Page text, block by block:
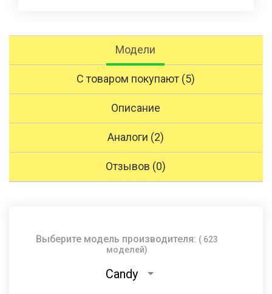
Модели
С товаром покупают (5)
Описание
Аналоги (2)
Отзывов (0)
Выберите модель производителя: ( 623
моделей)
Candy